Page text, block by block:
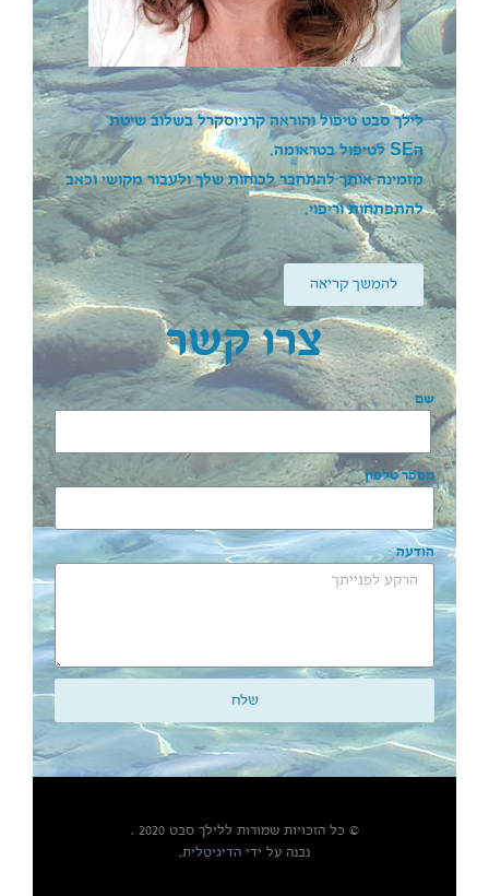
לילך סבט טיפול והוראה קרניוסקרל בשלוב שיטת
הSEלטיפול בטראומה.
מזמינה אותך להתחבר לכוחות שלך ולעבור מקושי וכאב
להתפתחות וריפוי.
להמשך קריאה
צרו קשר
שם
מספר טלפון
הודעה
שלח
© כל הזכויות שמורות ללילך סבט 2020 .
נבנה על ידי הדיגיטלית.